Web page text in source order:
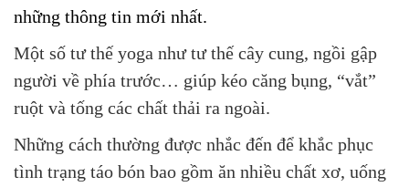
những thông tin mới nhất.
Một số tư thế yoga như tư thế cây cung, ngồi gập
người về phía trước… giúp kéo căng bụng, “vắt”
ruột và tống các chất thải ra ngoài.
Những cách thường được nhắc đến để khắc phục
tình trạng táo bón bao gồm ăn nhiều chất xơ, uống